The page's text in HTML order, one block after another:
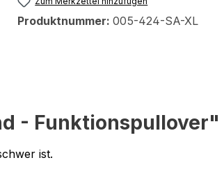
Produktnummer: 005-424-SA-XL
- Funktionspullover"
ist.